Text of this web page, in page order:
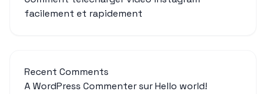
facilement et rapidement
Recent Comments
A WordPress CommentersurHello world!